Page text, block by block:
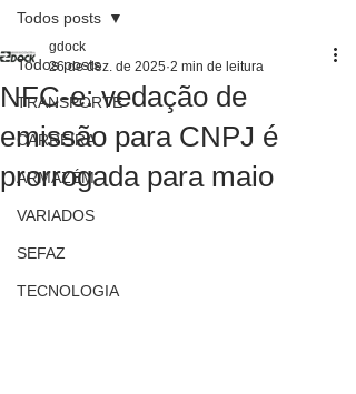
Todos posts
TRANSPORTE
CARREIRA
ARMAZÉM
VARIADOS
SEFAZ
TECNOLOGIA
Todos posts
NFC-e: vedação de
emissão para CNPJ é
prorrogada para maio
gdock
26 de dez. de 2025 2 min de leitura